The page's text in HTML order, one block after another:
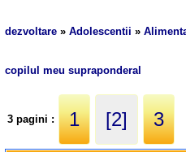
dezvoltare »Adolescentii »
copilul meu supraponderal
3 pagini : 1 [2] 3